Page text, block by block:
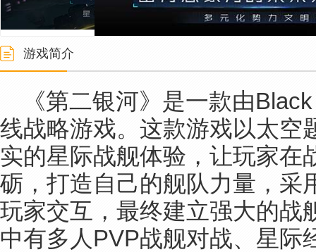
游戏简介
《第二银河》是一款由
线战略游戏。这款游戏以太空
实的星际战舰体验，让玩家在
砺，打造自己的舰队力量，采
玩家交互，最终建立强大的战
中有多人PVP战舰对战、星际